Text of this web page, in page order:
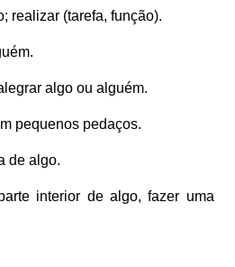
realizar (tarefa, função).
algo ou alguém.
pequenos pedaços.
de algo.
interior de algo, fazer uma